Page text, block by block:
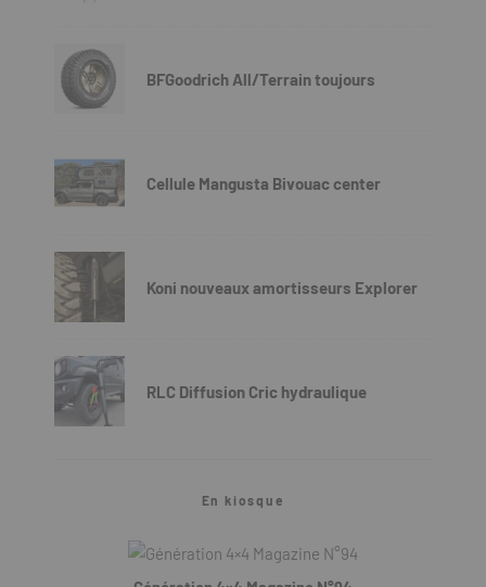
BFGoodrich All/Terrain toujours
Cellule Mangusta Bivouac center
Koni nouveaux amortisseurs Explorer
RLC Diffusion Cric hydraulique
En kiosque